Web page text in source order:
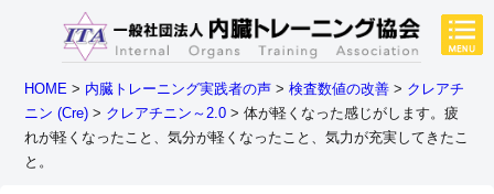
HOME > 内臓トレーニング実践者の声 >検査数値の改善 > クレアチ
ニン (Cre) > クレアチニン～2.0 >体が軽くなった感じがします。疲
れが軽くなったこと、気分が軽くなったこと、気力が充実してきたこ
と。